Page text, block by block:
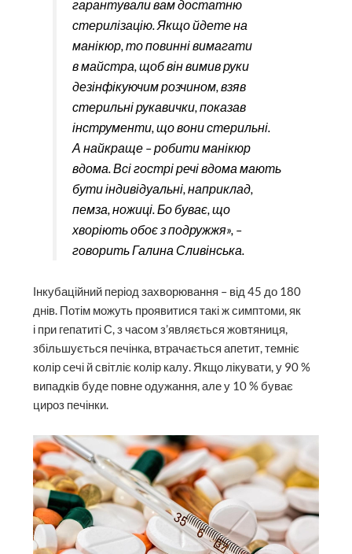
гарантували вам достатню
стерилізацію. Якщо йдете на
манікюр, то повинні вимагати
в майстра, щоб він вимив руки
дезінфікуючим розчином, взяв
стерильні рукавички, показав
інструменти, що вони стерильні.
А найкраще – робити манікюр
вдома. Всі гострі речі вдома мають
бути індивідуальні, наприклад,
пемза, ножиці. Бо буває, що
хворіють обоє з подружжя», –
говорить Галина Сливінська.
Інкубаційний період захворювання – від 45 до 180
днів. Потім можуть проявитися такі ж симптоми, як
і при гепатиті С, з часом з’являється жовтяниця,
збільшується печінка, втрачається апетит, темніє
колір сечі й світліє колір калу. Якщо лікувати, у 90 %
випадків буде повне одужання, але у 10 % буває
цироз печінки.